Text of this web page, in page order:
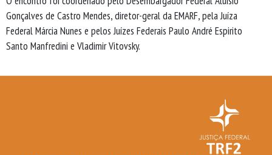
Gonçalves de Castro Mendes, diretor-geral da EMARF, pela Juíza
Federal Márcia Nunes e pelos Juízes Federais Paulo André Espirito
Santo Manfredini e Vladimir Vitovsky.